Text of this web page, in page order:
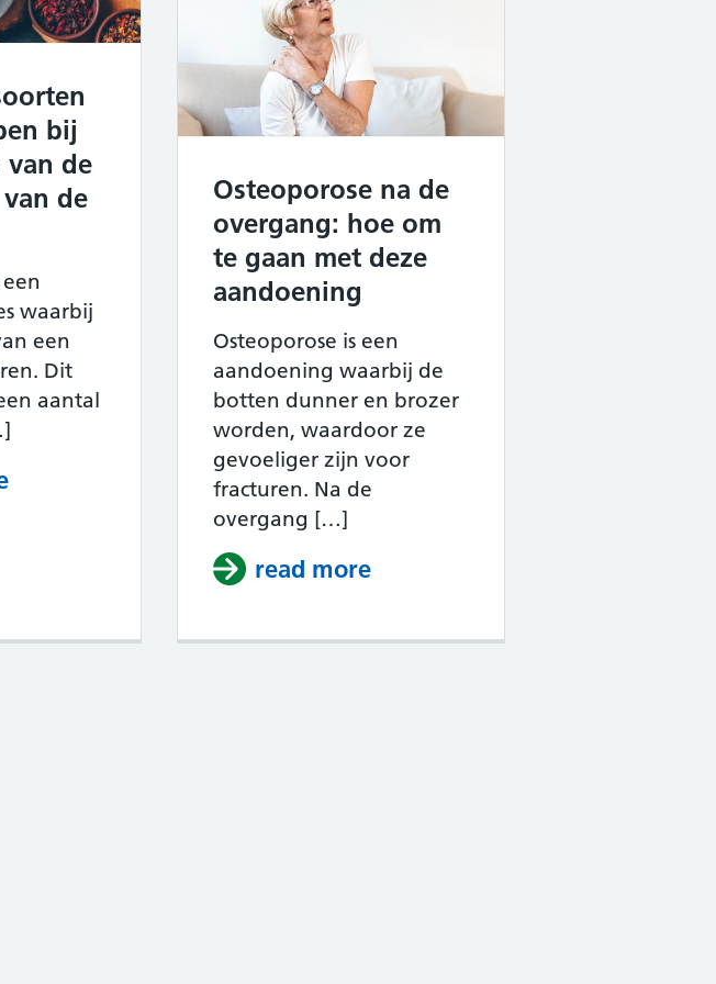
tijdens de menopauze
bij
van de
de
waarbij
een
Dit
aantal
about Welke theesoorten kunnen helpen bij het beheren van
Osteoporose na de
overgang: hoe om
te gaan met deze
aandoening
Osteoporose is een
aandoening waarbij de
botten dunner en brozer
worden, waardoor ze
gevoeliger zijn voor
fracturen. Na de
overgang […]
read more